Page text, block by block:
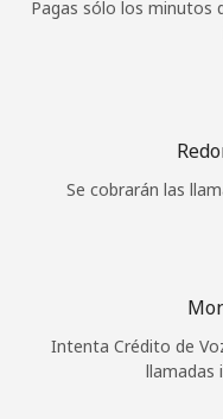
Pagas sólo los minutos
Se cobrarán las
Intenta Crédito de
llamadas